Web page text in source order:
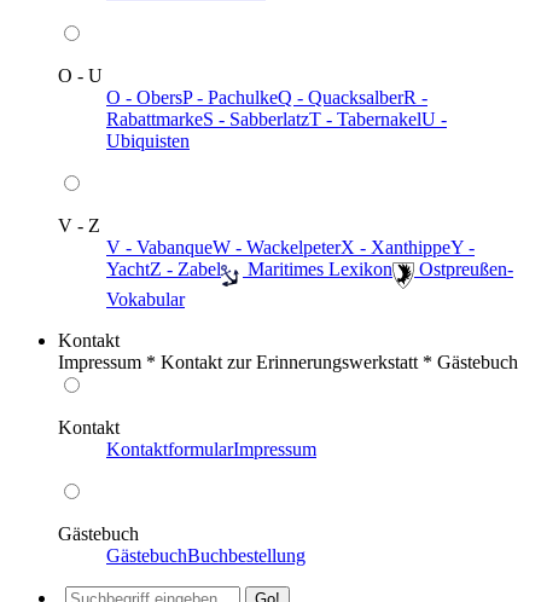
O - U
O - ObersP - PachulkeQ - QuacksalberR -
RabattmarkeS - SabberlatzT - TabernakelU -
Ubiquisten
V - Z
V - VabanqueW - WackelpeterX - XanthippeY -
YachtZ - Zabel ️ Maritimes Lexikon
️ Ostpreußen-
Vokabular
Kontakt
Impressum * Kontakt zur Erinnerungswerkstatt * Gästebuch
Kontakt
KontaktformularImpressum
Gästebuch
GästebuchBuchbestellung